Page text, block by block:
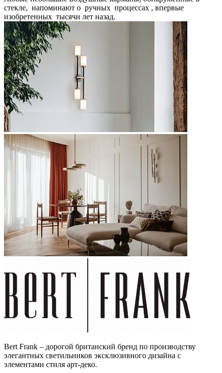
стекле, напоминают о ручных процессах , впервые
изобретенных тысячи лет назад.
Bert Frank – дорогой британский бренд по производству
элегантных светильников эксклюзивного дизайна с
элементами стиля арт-деко.